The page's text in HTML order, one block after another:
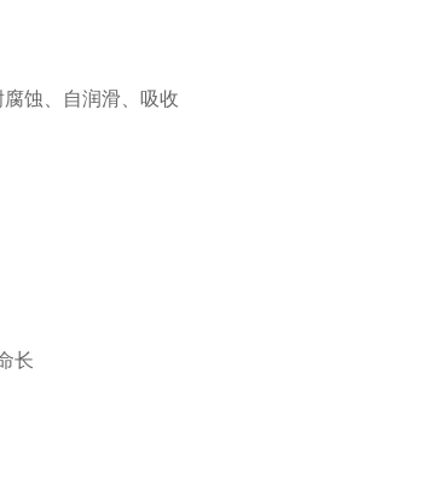
蚀、自润滑、吸收
长